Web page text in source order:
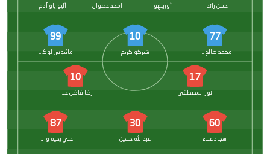
حسن رائد أورينهو امجد عطوان أليو ياو آدم
77
محمد صالح صولة
10
شيركو كريم
99
ماثيوس لوكاس
17
نور المصطفى
10
رضا فاضل عباس
60
سجاد علاء
30
عبدالله حسين
87
علي رحيم والي